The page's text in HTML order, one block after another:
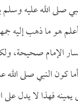
صلى الله عليه وسلم
هو ما ذهب إليه
الإمام صحيحة،
كون النبي صلى الله
يمينه فهذا لا يدل